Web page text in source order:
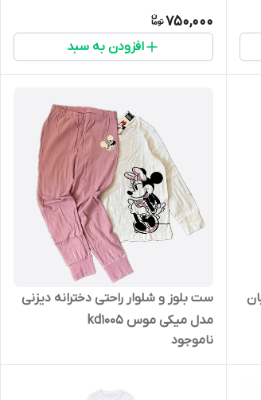
750,000
افزودن به سبد
ست بلوز و شلوار راحتی دخترانه دیزنی
مدل میکی موس kd1005
ناموجود